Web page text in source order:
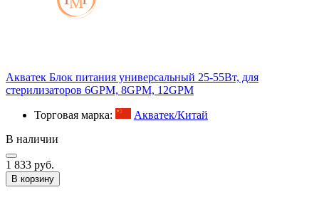
Акватек Блок питания универсальный 25-55Вт, для
стерилизаторов 6GPM, 8GPM, 12GPM
Торговая марка:
Акватек/Китай
В наличии
1 833 руб.
В корзину